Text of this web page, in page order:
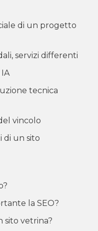
di un progetto
servizi differenti
tecnica
vincolo
di un sito
la SEO?
sito vetrina?